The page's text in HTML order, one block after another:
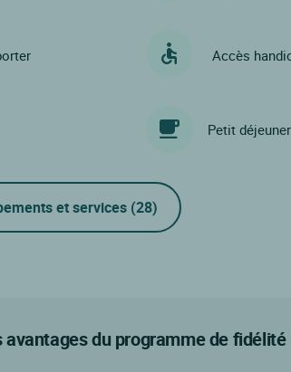
Accès
Petit
et services (28)
du programme de fidélité